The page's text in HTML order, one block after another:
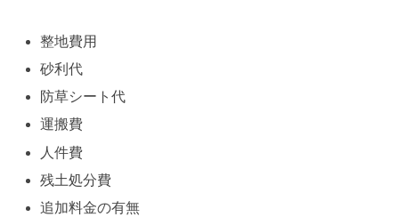
整地費用
砂利代
防草シート代
運搬費
人件費
残土処分費
追加料金の有無